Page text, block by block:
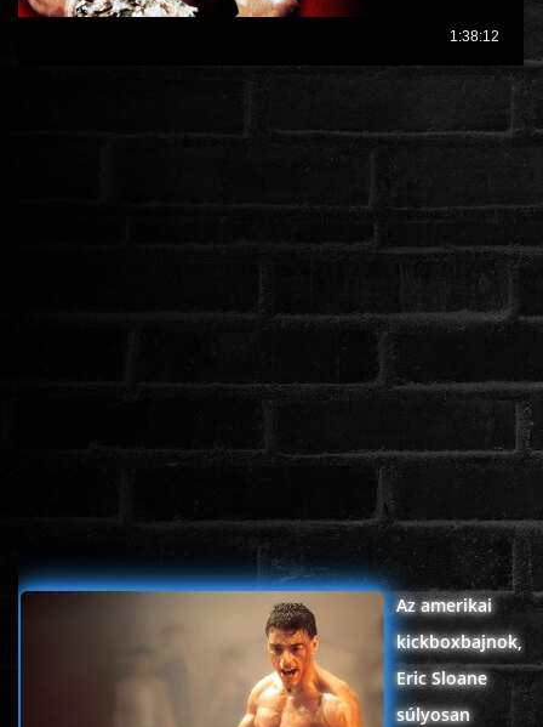
ROMANTIKUS
DOKUMENTUMFILMEK
ÉLŐ ADÁSOK (LIVE)
SOROZAT
Az amerikai
kickboxbajnok,
Eric Sloane
súlyosan